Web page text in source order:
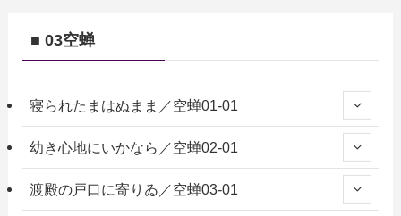
■ 03空蝉
寝られたまはぬまま／空蝉01-01
幼き心地にいかなら／空蝉02-01
渡殿の戸口に寄りゐ／空蝉03-01